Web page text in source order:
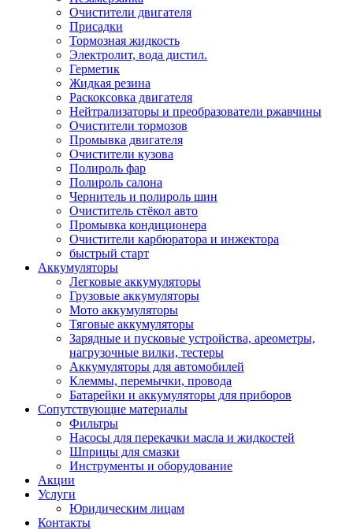
Очистители двигателя
Присадки
Тормозная жидкость
Электролит, вода дистил.
Герметик
Жидкая резина
Раскоксовка двигателя
Нейтрализаторы и преобразователи ржавчины
Очистители тормозов
Промывка двигателя
Очистители кузова
Полироль фар
Полироль салона
Чернитель и полироль шин
Очиститель стёкол авто
Промывка кондиционера
Очистители карбюратора и инжектора
быстрый старт
Аккумуляторы
Легковые аккумуляторы
Грузовые аккумуляторы
Мото аккумуляторы
Тяговые аккумуляторы
Зарядные и пусковые устройства, ареометры,
нагрузочные вилки, тестеры
Аккумуляторы для автомобилей
Клеммы, перемычки, провода
Батарейки и аккумуляторы для приборов
Сопутствующие материалы
Фильтры
Насосы для перекачки масла и жидкостей
Шприцы для смазки
Инструменты и оборудование
Акции
Услуги
Юридическим лицам
Контакты